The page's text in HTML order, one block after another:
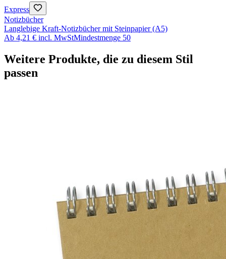
Express
Notizbücher
Langlebige Kraft-Notizbücher mit Steinpapier (A5)
Ab 4,21 € incl. MwStMindestmenge 50
Weitere Produkte, die zu diesem Stil
passen